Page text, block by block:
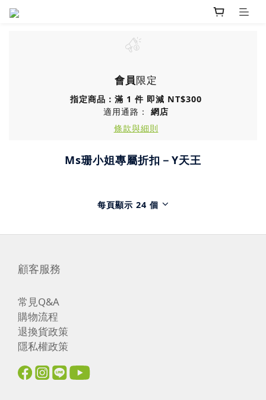
會員限定
指定商品：滿 1 件 即減 NT$300
適用通路： 網店
條款與細則
Ms珊小姐專屬折扣－Y天王
每頁顯示 24 個
顧客服務
常見Q&A
購物流程
退換貨政策
隱私權政策